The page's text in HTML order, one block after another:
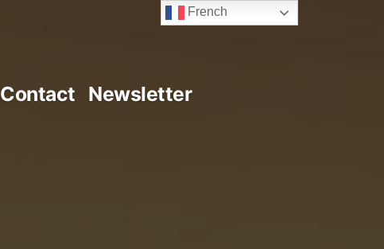
Contact Newsletter
French